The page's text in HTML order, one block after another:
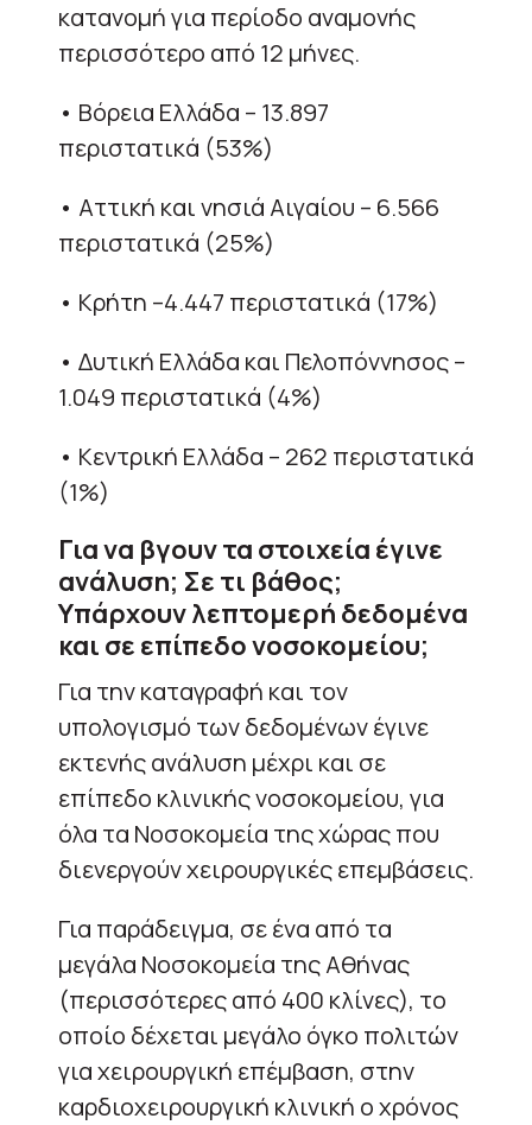
κατανομή για περίοδο αναμονής
περισσότερο από 12 μήνες.
• Βόρεια Ελλάδα – 13.897
περιστατικά (53%)
• Αττική και νησιά Αιγαίου – 6.566
περιστατικά (25%)
• Κρήτη –4.447 περιστατικά (17%)
• Δυτική Ελλάδα και Πελοπόννησος –
1.049 περιστατικά (4%)
• Κεντρική Ελλάδα – 262 περιστατικά
(1%)
Για να βγουν τα στοιχεία έγινε
ανάλυση; Σε τι βάθος;
Υπάρχουν λεπτομερή δεδομένα
και σε επίπεδο νοσοκομείου;
Για την καταγραφή και τον
υπολογισμό των δεδομένων έγινε
εκτενής ανάλυση μέχρι και σε
επίπεδο κλινικής νοσοκομείου, για
όλα τα Νοσοκομεία της χώρας που
διενεργούν χειρουργικές επεμβάσεις.
Για παράδειγμα, σε ένα από τα
μεγάλα Νοσοκομεία της Αθήνας
(περισσότερες από 400 κλίνες), το
οποίο δέχεται μεγάλο όγκο πολιτών
για χειρουργική επέμβαση, στην
καρδιοχειρουργική κλινική ο χρόνος